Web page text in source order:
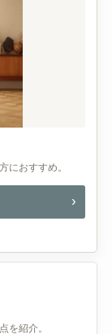
におすすめ。
を紹介。